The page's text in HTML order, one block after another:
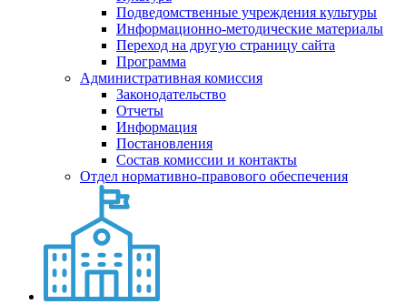
Подведомственные учреждения культуры
Информационно-методические материалы
Переход на другую страницу сайта
Программа
Административная комиссия
Законодательство
Отчеты
Информация
Постановления
Состав комиссии и контакты
Отдел нормативно-правового обеспечения